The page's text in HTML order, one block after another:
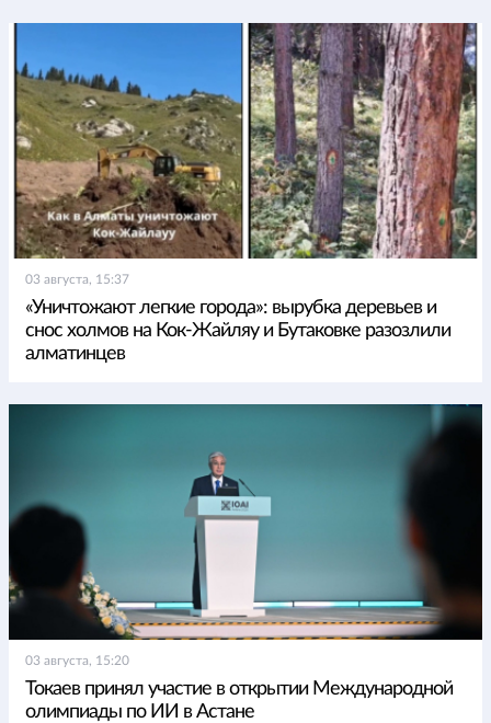
03 августа, 15:37
«Уничтожают легкие города»: вырубка деревьев и
снос холмов на Кок-Жайляу и Бутаковке разозлили
алматинцев
03 августа, 15:20
Токаев принял участие в открытии Международной
олимпиады по ИИ в Астане